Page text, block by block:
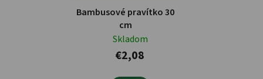
Bambusové pravítko 30
cm
Skladom
€2,08